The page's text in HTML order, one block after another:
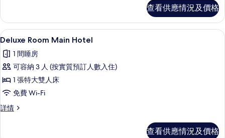
相
片
詳
情
查看供應情況及價格
載
入
所
有
Deluxe
Room
Main
Deluxe Room Main Hotel | 埃及棉床
5
Deluxe Room Main Hotel
1 間睡房
可容納 3 人 (按實質預訂人數入住)
1 張特大雙人床
免費 Wi-Fi
詳情
Deluxe
查看供應情況及價格